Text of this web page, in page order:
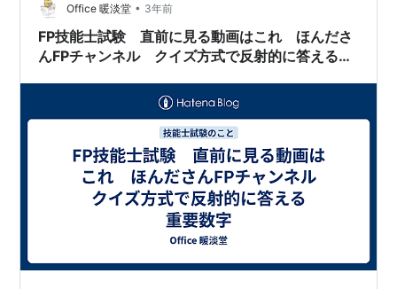
とりあえず実力で試験を受けて来ようと思います。 今夜
は、テキスト、見るのかな？ 明日受験される方、頑張り
ましょうね。 w…
Office 暖淡堂 • 3年前
FP技能士試験 直前に見る動画はこれ ほんださ
んFPチャンネル クイズ方式で反射的に答える重